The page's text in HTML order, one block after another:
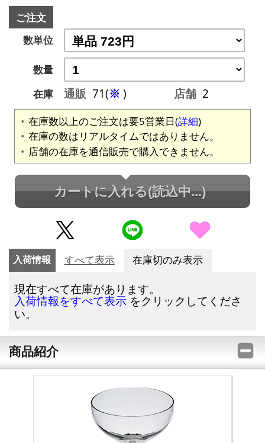
ご注文
数単位
数量
在庫
通販 71(※ ) 店舗 2
在庫数以上のご注文は要5営業日(詳細)
在庫の数はリアルタイムではありません。
店舗の在庫を通信販売で購入できません。
カートに入れる(読込中...)
入荷情報 すべて表示 在庫切のみ表示
現在すべて在庫があります。
入荷情報をすべて表示 をクリックしてくださ
い。
商品紹介